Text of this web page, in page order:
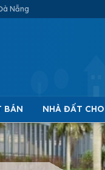
Nẵng
BÁN NHÀ ĐẤT